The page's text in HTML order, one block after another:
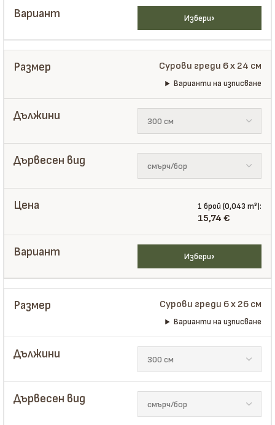
Избери
Сурови греди 6 x 24 см
Варианти на изписване
1 брой (0,043 m³):
15,74 €
Избери
Сурови греди 6 x 26 см
Варианти на изписване